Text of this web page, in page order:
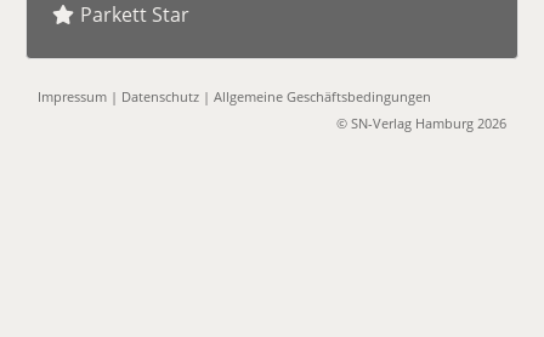
Parkett Star
Impressum | Datenschutz |Allgemeine Geschäftsbedingungen
© SN-Verlag Hamburg 2026